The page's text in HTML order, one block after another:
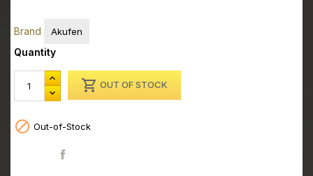
Brand Akufen
Quantity
 OUT OF STOCK
 Out-of-Stock